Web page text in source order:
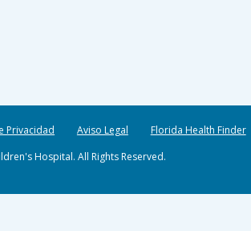
Privacidad Aviso Legal Florida Health Finder
Hospital. All Rights Reserved.